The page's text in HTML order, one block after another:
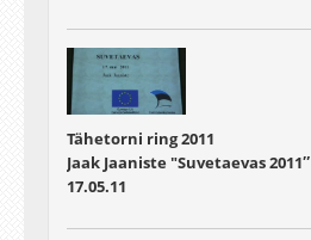
Tähetorni ring 2011
Jaak Jaaniste "Suvetaevas 2011″
17.05.11